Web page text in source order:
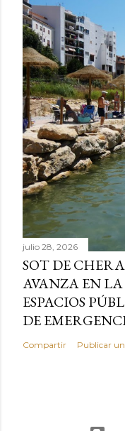
julio 28, 2026
SOT DE
AVANZA EN LA
ESPACIOS
DE
Compartir Publicar